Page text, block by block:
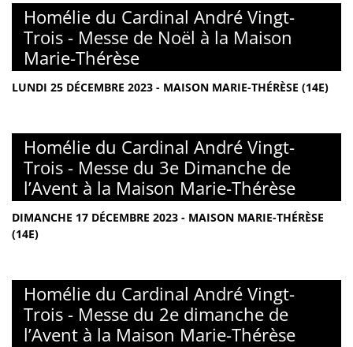
Homélie du Cardinal André Vingt-
Trois - Messe de Noël à la Maison
Marie-Thérèse
LUNDI 25 DÉCEMBRE 2023 - MAISON MARIE-THÉRÈSE (14E)
Homélie du Cardinal André Vingt-
Trois - Messe du 3e Dimanche de
l’Avent à la Maison Marie-Thérèse
DIMANCHE 17 DÉCEMBRE 2023 - MAISON MARIE-THÉRÈSE
(14E)
Homélie du Cardinal André Vingt-
Trois - Messe du 2e dimanche de
l’Avent à la Maison Marie-Thérèse